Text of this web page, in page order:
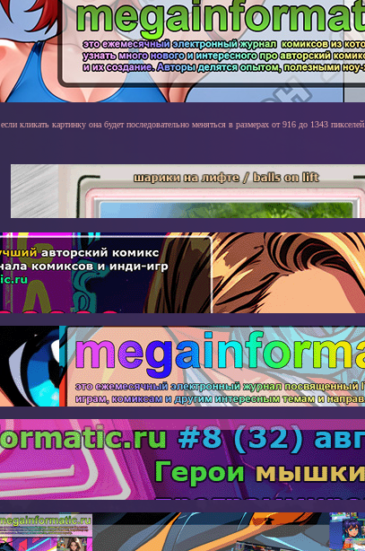
если кликать картинку она будет последовательно меняться в размерах от 916 до 1343 пикселей.